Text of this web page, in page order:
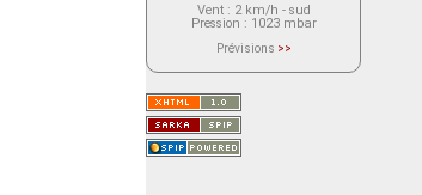
Vent: 2 km/h - sud
Pression : 1023 mbar
Prévisions >>
actuellement aucune prévision
Saint-Nom.
Veuillez consulter le message du
service ci-dessous.
(401 - Invalid API key. Please see
https://openweathermap.org/faq#error401